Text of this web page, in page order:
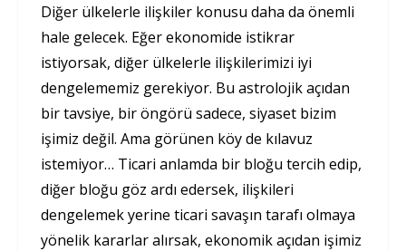
Diğer ülkelerle ilişkiler konusu daha da önemli
hale gelecek. Eğer ekonomide istikrar
istiyorsak, diğer ülkelerle ilişkilerimizi iyi
dengelememiz gerekiyor. Bu astrolojik açıdan
bir tavsiye, bir öngörü sadece, siyaset bizim
işimiz değil. Ama görünen köy de kılavuz
istemiyor… Ticari anlamda bir bloğu tercih edip,
diğer bloğu göz ardı edersek, ilişkileri
dengelemek yerine ticari savaşın tarafı olmaya
yönelik kararlar alırsak, ekonomik açıdan işimiz